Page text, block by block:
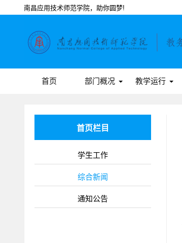
南昌应用技术师范学院，助你圆梦!
首页 部门概况 教学运行
首页栏目
学生工作
综合新闻
通知公告